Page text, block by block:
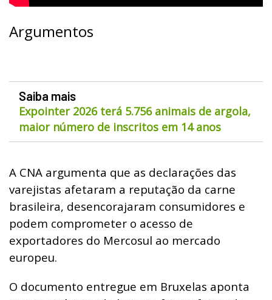
Argumentos
Saiba mais
Expointer 2026 terá 5.756 animais de argola,
maior número de inscritos em 14 anos
A CNA argumenta que as declarações das
varejistas afetaram a reputação da carne
brasileira, desencorajaram consumidores e
podem comprometer o acesso de
exportadores do Mercosul ao mercado
europeu.
O documento entregue em Bruxelas aponta